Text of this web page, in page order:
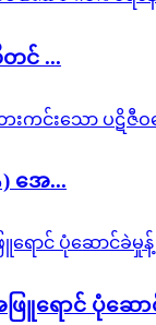
င် ...
အေ...
ောင် ပုံဆော